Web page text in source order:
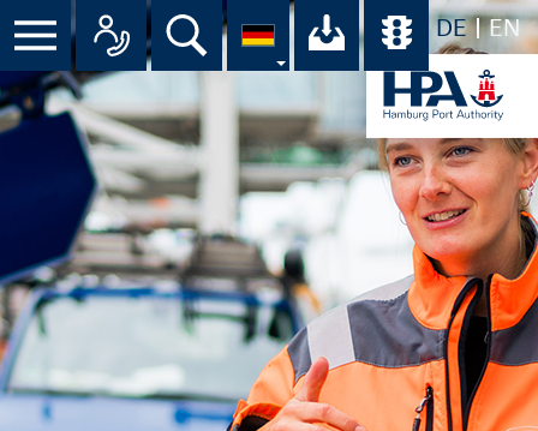
DE EN
Menü Alle Ansprechpartner im
Suche Ihr Download-